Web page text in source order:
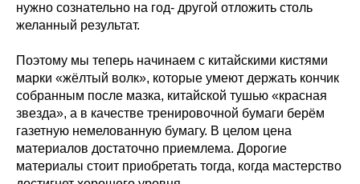
нужно сознательно на год- другой отложить столь
желанный результат.
Поэтому мы теперь начинаем с китайскими кистями
марки «жёлтый волк», которые умеют держать кончик
собранным после мазка, китайской тушью «красная
звезда», а в качестве тренировочной бумаги берём
газетную немелованную бумагу. В целом цена
материалов достаточно приемлема. Дорогие
материалы стоит приобретать тогда, когда мастерство